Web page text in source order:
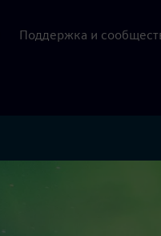
Поддержка и